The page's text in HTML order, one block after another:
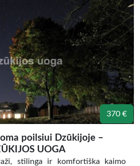
370 €
poilsiui Dzūkijoje –
UOGA
stilinga ir komfortiška kaimo